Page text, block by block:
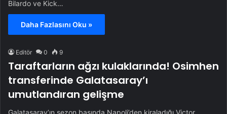
Bilardo ve Kick…
Daha Fazlasını Oku »
Editör 0 9
Taraftarların ağzı kulaklarında! Osimhen
transferinde Galatasaray’ı
umutlandıran gelişme
Galatasaray’ın sezon başında Napoli’den kiraladığı Victor